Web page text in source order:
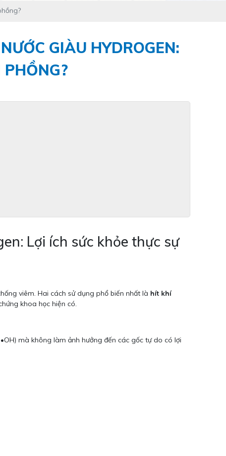
GIÀU HYDROGEN:
Lợi ích sức khỏe thực sự
viêm. Hai cách sử dụng phổ biến nhất là hít khí
khoa học hiện có.
mà không làm ảnh hưởng đến các gốc tự do có lợi